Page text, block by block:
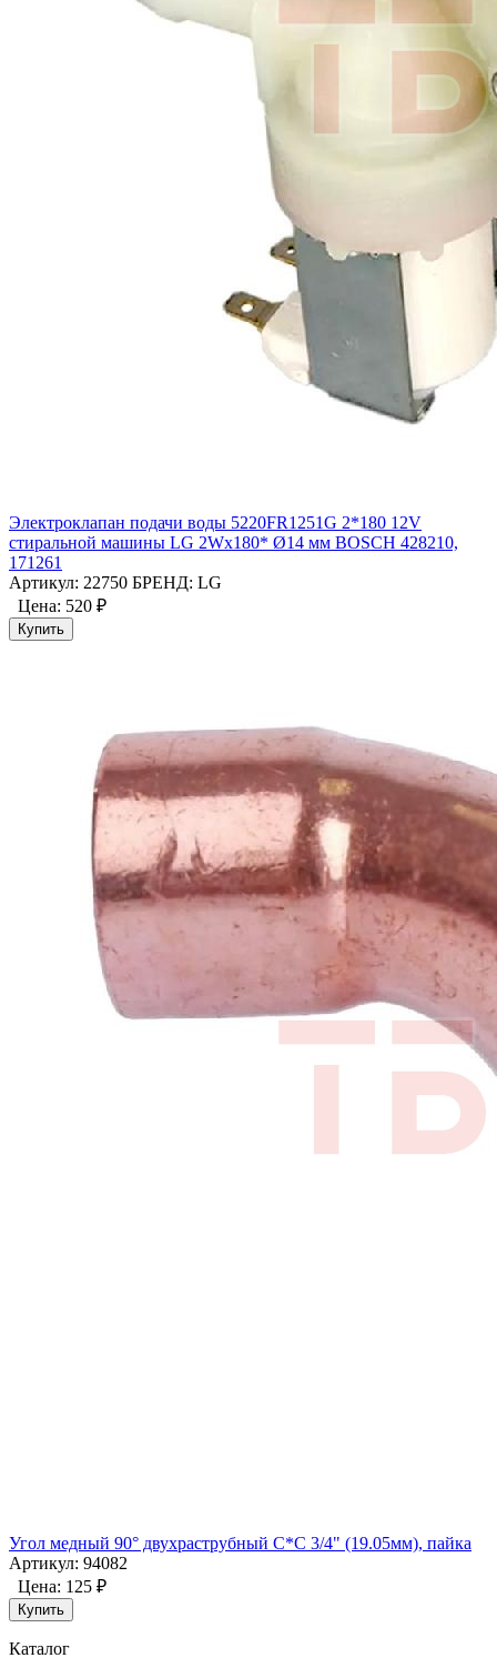
Электроклапан подачи воды 5220FR1251G 2*180 12V
стиральной машины LG 2Wx180* Ø14 мм BOSCH 428210,
171261
Артикул: 22750 БРЕНД: LG
Цена: 520 ₽
Купить
Угол медный 90° двухраструбный С*С 3/4" (19.05мм), пайка
Артикул: 94082
Цена: 125 ₽
Купить
Каталог